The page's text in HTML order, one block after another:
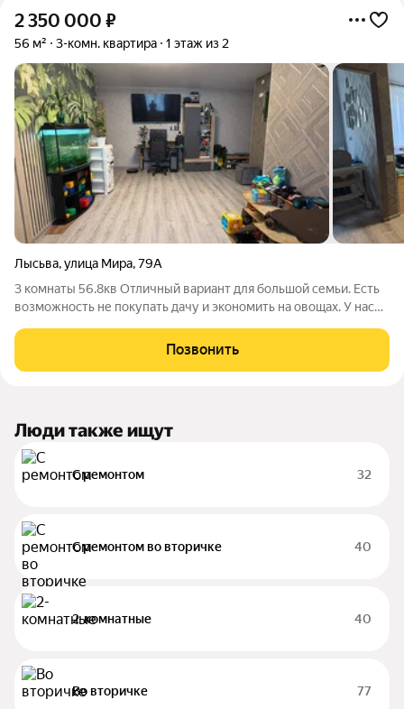
2 350 000 ₽
56 м² 3-комн. квартира 1 этаж из 2
Лысьва,улица Мира,79А
3 комнаты 56.8кв Отличный вариант для большой семьи. Есть
возможность не покупать дачу и экономить на овощах. У нас
хозяйственные постройки: яма для хранения заготовок,
сарайка уличная (храним коляски
Позвонить
Люди также ищут
С ремонтом 32
С ремонтом во вторичке 40
2-комнатные 40
Во вторичке 77